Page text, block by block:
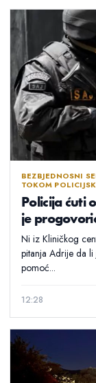
BEZBJEDNOSNI
TOKOM
Policija ćuti
je
Ni iz Kliničkog
pitanja Adrije da li
pomoć...
12:28